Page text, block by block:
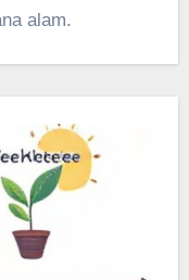
alam.